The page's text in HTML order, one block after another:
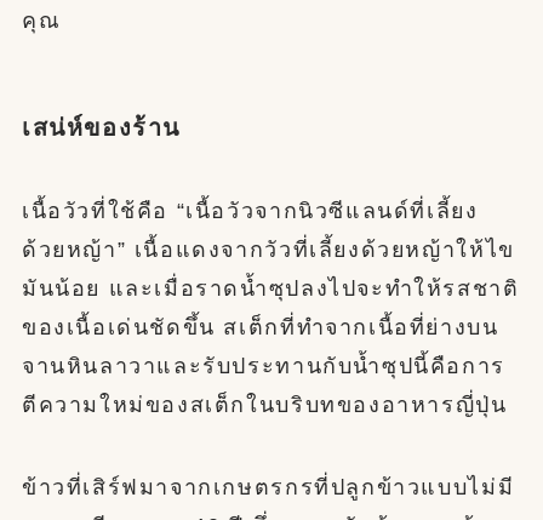
คุณ
เสน่ห์ของร้าน
เนื้อวัวที่ใช้คือ “เนื้อวัวจากนิวซีแลนด์ที่เลี้ยง
ด้วยหญ้า” เนื้อแดงจากวัวที่เลี้ยงด้วยหญ้าให้ไข
มันน้อย และเมื่อราดน้ำซุปลงไปจะทำให้รสชาติ
ของเนื้อเด่นชัดขึ้น สเต็กที่ทำจากเนื้อที่ย่างบน
จานหินลาวาและรับประทานกับน้ำซุปนี้คือการ
ตีความใหม่ของสเต็กในบริบทของอาหารญี่ปุ่น
ข้าวที่เสิร์ฟมาจากเกษตรกรที่ปลูกข้าวแบบไม่มี